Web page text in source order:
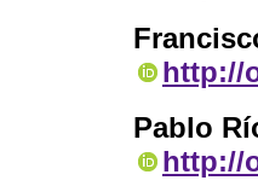
http://
Pablo
http://